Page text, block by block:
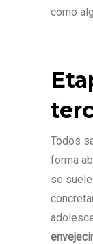
como
Todos
forma
se